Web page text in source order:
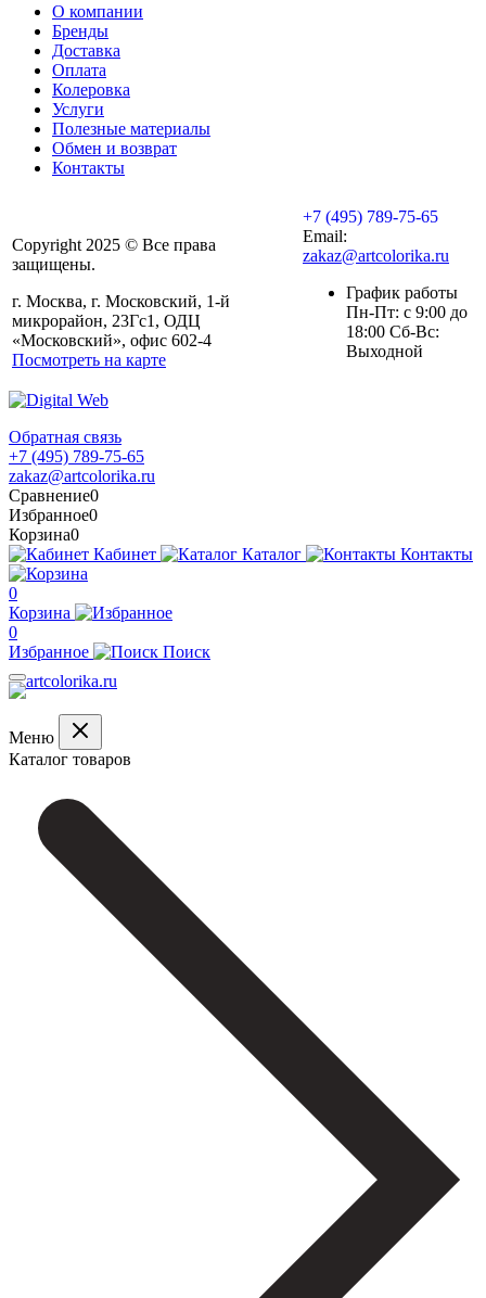
О компании
Бренды
Доставка
Оплата
Колеровка
Услуги
Полезные материалы
Обмен и возврат
Контакты
Copyright 2025 © Все права
защищены.
г. Москва, г. Московский, 1-й
микрорайон, 23Гс1, ОДЦ
«Московский», офис 602-4
Посмотреть на карте
+7 (495) 789-75-65
Email:
zakaz@artcolorika.ru
График работы
Пн-Пт: с 9:00 до
18:00 Сб-Вс:
Выходной
Обратная связь
+7 (495) 789-75-65
zakaz@artcolorika.ru
Сравнение0
Избранное0
Корзина0
Кабинет
Каталог Контакты
0
Корзина
0
Избранное
Поиск
Меню
Каталог товаров